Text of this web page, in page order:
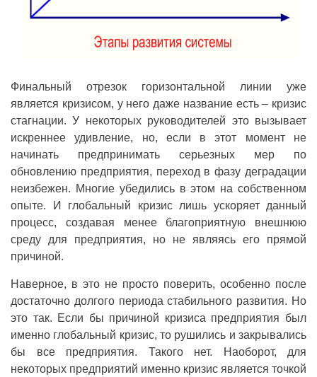
Финальный отрезок горизонтальной линии уже
является кризисом, у него даже название есть – кризис
стагнации. У некоторых руководителей это вызывает
искреннее удивление, но, если в этот момент не
начинать предпринимать серьезных мер по
обновлению предприятия, переход в фазу деградации
неизбежен. Многие убедились в этом на собственном
опыте. И глобальный кризис лишь ускоряет данный
процесс, создавая менее благоприятную внешнюю
среду для предприятия, но не являясь его прямой
причиной.
Наверное, в это не просто поверить, особенно после
достаточно долгого периода стабильного развития. Но
это так. Если бы причиной кризиса предприятия был
именно глобальный кризис, то рушились и закрывались
бы все предприятия. Такого нет. Наоборот, для
некоторых предприятий именно кризис является точкой